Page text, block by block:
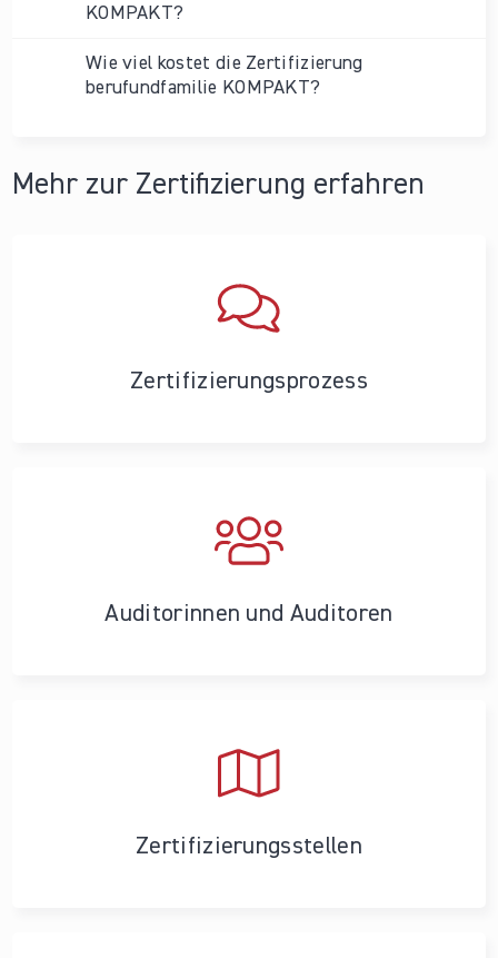
KOMPAKT?
Wie viel kostet die Zertifizierung
berufundfamilie KOMPAKT?
Mehr zur Zertifizierung erfahren
Zertifizierungs­prozess
Auditorinnen und Auditoren
Zertifizierungs­stellen